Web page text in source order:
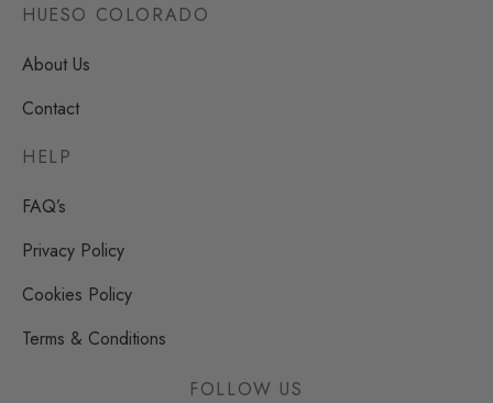
HUESO COLORADO
About Us
Contact
HELP
FAQ’s
Privacy Policy
Cookies Policy
Terms & Conditions
FOLLOW US